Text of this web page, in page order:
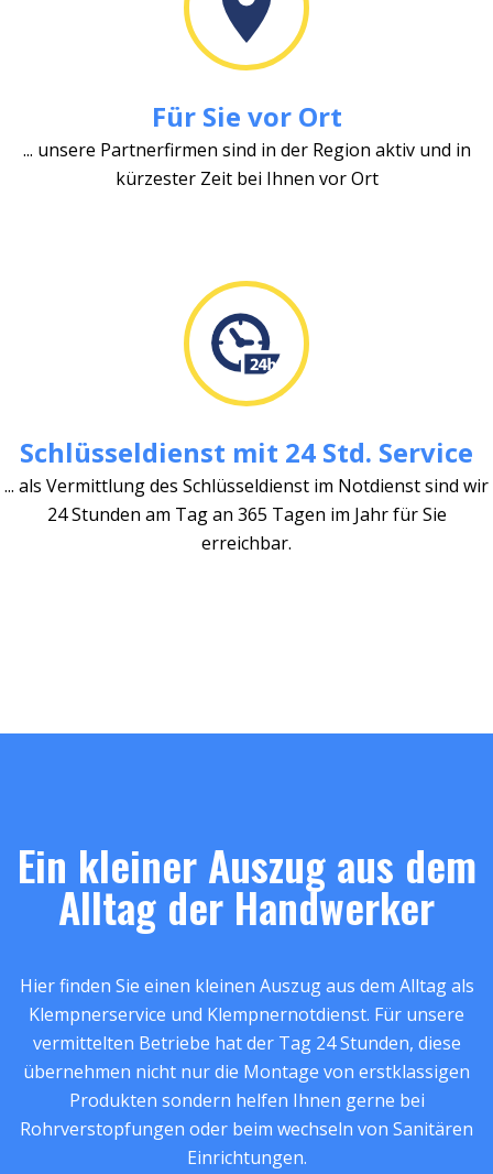
Für Sie vor Ort
... unsere Partnerfirmen sind in der Region aktiv und in
kürzester Zeit bei Ihnen vor Ort
Schlüsseldienst mit 24 Std. Service
... als Vermittlung des Schlüsseldienst im Notdienst sind wir
24 Stunden am Tag an 365 Tagen im Jahr für Sie
erreichbar.
Ein kleiner Auszug aus dem
Alltag der Handwerker
Hier finden Sie einen kleinen Auszug aus dem Alltag als
Klempnerservice und Klempnernotdienst. Für unsere
vermittelten Betriebe hat der Tag 24 Stunden, diese
übernehmen nicht nur die Montage von erstklassigen
Produkten sondern helfen Ihnen gerne bei
Rohrverstopfungen oder beim wechseln von Sanitären
Einrichtungen.